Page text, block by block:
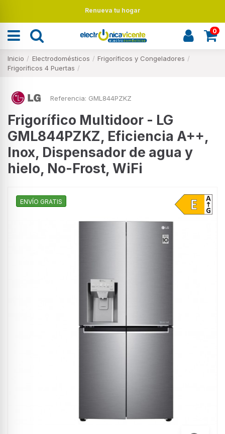
Renueva tu hogar
0
Inicio Electrodomésticos
Frigoríficos y Congeladores
Frigoríficos 4 Puertas
Referencia: GML844PZKZ
Frigorífico Multidoor - LG
GML844PZKZ, Eficiencia A++,
Inox, Dispensador de agua y
hielo, No-Frost, WiFi
ENVÍO GRATIS